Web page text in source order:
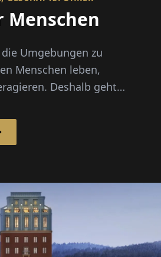
Menschen
Umgebungen zu
Menschen leben,
Deshalb geht